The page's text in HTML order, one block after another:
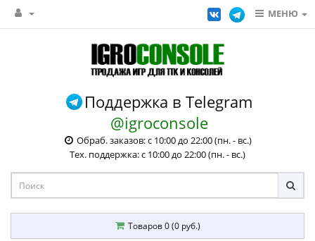
МЕНЮ
Поддержка в Telegram
@igroconsole
Обраб. заказов: с 10:00 до 22:00 (пн. - вс.)
Тех. поддержка: с 10:00 до 22:00 (пн. - вс.)
Товаров 0 (0 руб.)